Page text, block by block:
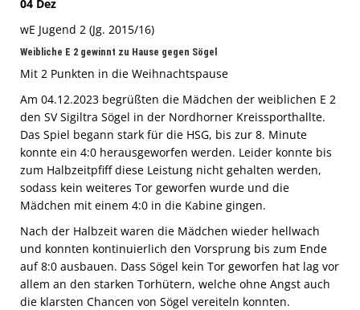
04 Dez
wE Jugend 2 (Jg. 2015/16)
Weibliche E 2 gewinnt zu Hause gegen Sögel
Mit 2 Punkten in die Weihnachtspause
Am 04.12.2023 begrüßten die Mädchen der weiblichen E 2
den SV Sigiltra Sögel in der Nordhorner Kreissporthallte.
Das Spiel begann stark für die HSG, bis zur 8. Minute
konnte ein 4:0 herausgeworfen werden. Leider konnte bis
zum Halbzeitpfiff diese Leistung nicht gehalten werden,
sodass kein weiteres Tor geworfen wurde und die
Mädchen mit einem 4:0 in die Kabine gingen.
Nach der Halbzeit waren die Mädchen wieder hellwach
und konnten kontinuierlich den Vorsprung bis zum Ende
auf 8:0 ausbauen. Dass Sögel kein Tor geworfen hat lag vor
allem an den starken Torhütern, welche ohne Angst auch
die klarsten Chancen von Sögel vereiteln konnten.